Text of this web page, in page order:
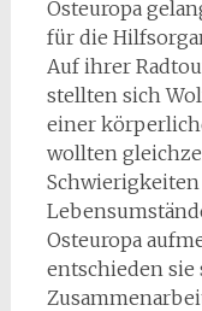
Osteuropa
für die
Auf ihrer
stellten sich
einer
wollten
Osteuropa
entschieden sie